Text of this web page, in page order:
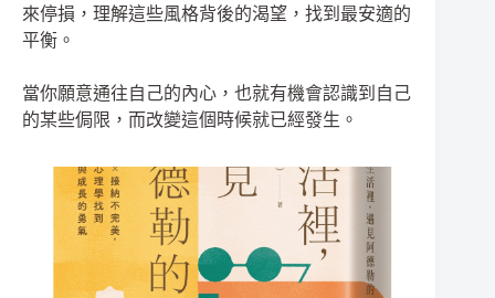
來停損，理解這些風格背後的渴望，找到最安適的
平衡。
當你願意通往自己的內心，也就有機會認識到自己
的某些侷限，而改變這個時候就已經發生。